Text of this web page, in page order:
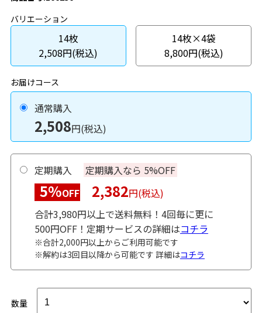
バリエーション
14枚
2,508円(税込)
14枚×4袋
8,800円(税込)
お届けコース
通常購入
2,508円(税込)
定期購入 定期購入なら 5%OFF
5%OFF 2,382円(税込)
合計3,980円以上で送料無料！4回毎に更に
500円OFF！定期サービスの詳細はコチラ
※合計2,000円以上からご利用可能です
※解約は3回目以降から可能です 詳細はコチラ
数量